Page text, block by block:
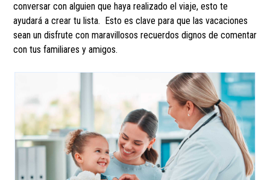
conversar con alguien que haya realizado el viaje, esto te
ayudará a crear tu lista. Esto es clave para que las vacaciones
sean un disfrute con maravillosos recuerdos dignos de comentar
con tus familiares y amigos.